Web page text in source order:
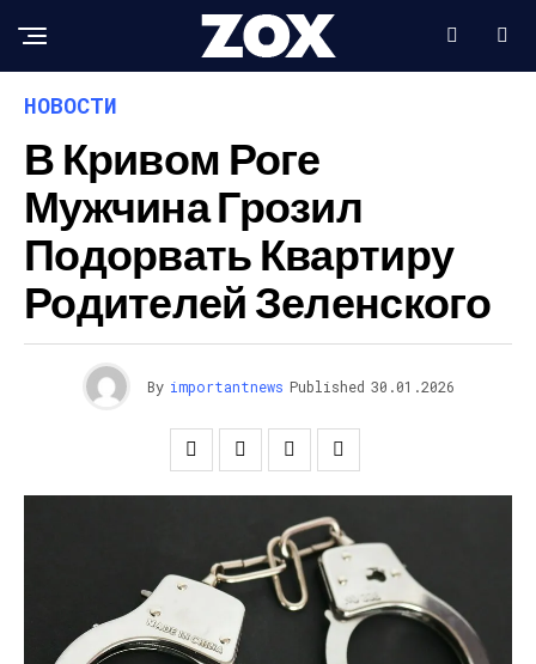
НОВОСТИ
В Кривом Роге
Мужчина Грозил
Подорвать Квартиру
Родителей Зеленского
By importantnews Published 30.01.2026